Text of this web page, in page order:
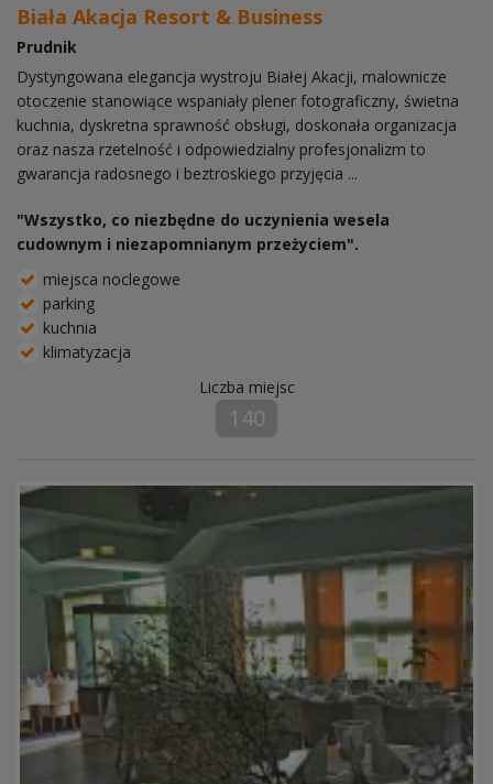
Biała Akacja Resort & Business
Prudnik
Dystyngowana elegancja wystroju Białej Akacji, malownicze
otoczenie stanowiące wspaniały plener fotograficzny, świetna
kuchnia, dyskretna sprawność obsługi, doskonała organizacja
oraz nasza rzetelność i odpowiedzialny profesjonalizm to
gwarancja radosnego i beztroskiego przyjęcia ...
"Wszystko, co niezbędne do uczynienia wesela
cudownym i niezapomnianym przeżyciem".
miejsca noclegowe
parking
kuchnia
klimatyzacja
Liczba miejsc
140